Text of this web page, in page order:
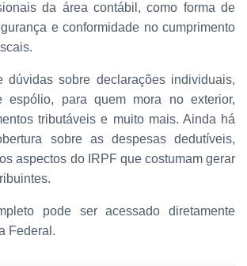
da área contábil, como forma de
e conformidade no cumprimento
dúvidas sobre declarações individuais,
espólio, para quem mora no exterior,
tributáveis e muito mais. Ainda há
sobre as despesas dedutíveis,
aspectos do IRPF que costumam gerar
pode ser acessado diretamente
Federal.